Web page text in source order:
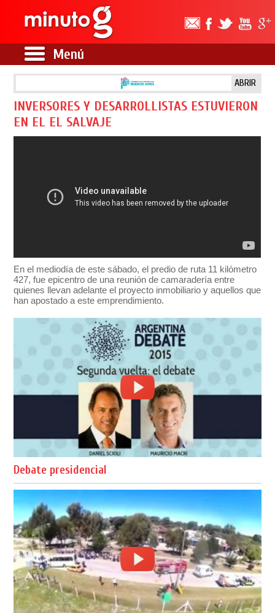
Menú
ABRIR
INVERSORES Y DESARROLLISTAS ESTUVIERON
EN EL EL SALVAJE
En el mediodía de este sábado, el predio de ruta 11 kilómetro
427, fue epicentro de una reunión de camaradería entre
quienes llevan adelante el proyecto inmobiliario y aquellos que
han apostado a este emprendimiento.
Debate presidencial